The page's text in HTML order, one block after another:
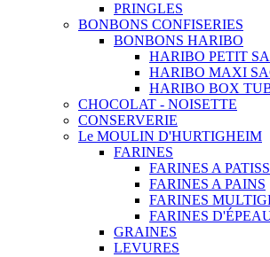
PRINGLES
BONBONS CONFISERIES
BONBONS HARIBO
HARIBO PETIT
HARIBO MAXI
HARIBO BOX
CHOCOLAT - NOISETTE
CONSERVERIE
Le MOULIN D'HURTIGHEIM
FARINES
FARINES A
FARINES A PAINS
FARINES
FARINES
GRAINES
LEVURES